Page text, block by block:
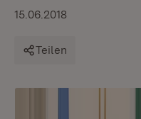
15.06.2018
Teilen